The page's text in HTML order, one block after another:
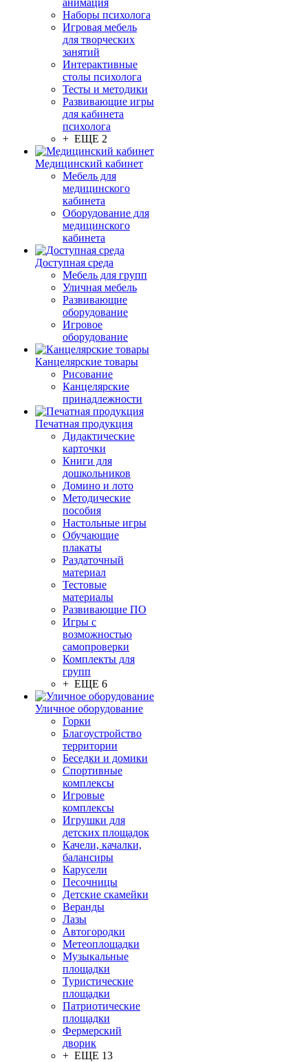
анимация
Наборы психолога
Игровая мебель
для творческих
занятий
Интерактивные
столы психолога
Тесты и методики
Развивающие игры
для кабинета
психолога
+ ЕЩЕ 2
Медицинский кабинет
Мебель для
медицинского
кабинета
Оборудование для
медицинского
кабинета
Доступная среда
Мебель для групп
Уличная мебель
Развивающие
оборудование
Игровое
оборудование
Канцелярские товары
Рисование
Канцелярские
принадлежности
Печатная продукция
Дидактические
карточки
Книги для
дошкольников
Домино и лото
Методические
пособия
Настольные игры
Обучающие
плакаты
Раздаточный
материал
Тестовые
материалы
Развивающие ПО
Игры с
возможностью
самопроверки
Комплекты для
групп
+ ЕЩЕ 6
Уличное оборудование
Горки
Благоустройство
территории
Беседки и домики
Спортивные
комплексы
Игровые
комплексы
Игрушки для
детских площадок
Качели, качалки,
балансиры
Карусели
Песочницы
Детские скамейки
Веранды
Лазы
Автогородки
Метеоплощадки
Музыкальные
площадки
Туристические
площадки
Патриотические
площадки
Фермерский
дворик
+ ЕЩЕ 13